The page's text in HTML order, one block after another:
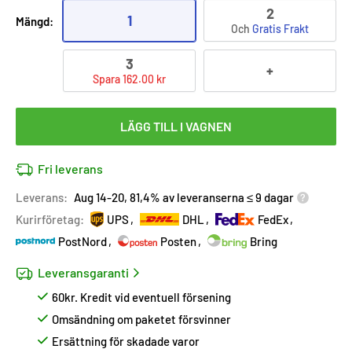
Mängd: 1 2
Och Gratis Frakt
3
Spara 162.00 kr +
LÄGG TILL I VAGNEN
Fri leverans
Leverans: Aug 14-20, 81,4% av leveranserna ≤ 9 dagar
Kurirföretag:
UPS DHL
FedEx
PostNord
Posten Bring
Leveransgaranti
60kr. Kredit vid eventuell försening
Omsändning om paketet försvinner
Ersättning för skadade varor